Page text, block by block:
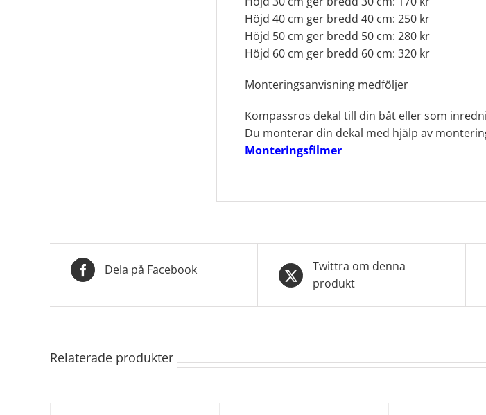
Höjd 40 cm ger bredd 40 cm: 250 kr
Höjd 50 cm ger bredd 50 cm: 280 kr
Höjd 60 cm ger bredd 60 cm: 320 kr
Monteringsanvisning medföljer
Kompassros dekal till din båt eller som
Du monterar din dekal med hjälp av
Monteringsfilmer
Dela på Facebook
Twittra om denna
produkt
Relaterade produkter